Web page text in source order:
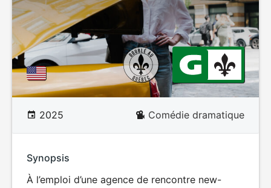
2025 Comédie dramatique
Synopsis
À l’emploi d’une agence de rencontre new-